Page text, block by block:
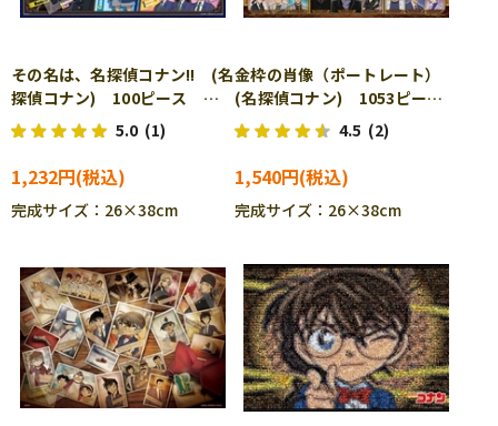
その名は、名探偵コナン!! (名
探偵コナン) 100ピース ジ
グソーパズル EPO-26-903
［CP-IT］
5.0 (1)
1,232円
完成サイズ：26×38cm
金枠の肖像（ポートレート）
(名探偵コナン) 1053ピー
ス ジグソーパズル EPO-31-
527
4.5 (2)
1,540円
完成サイズ：26×38cm